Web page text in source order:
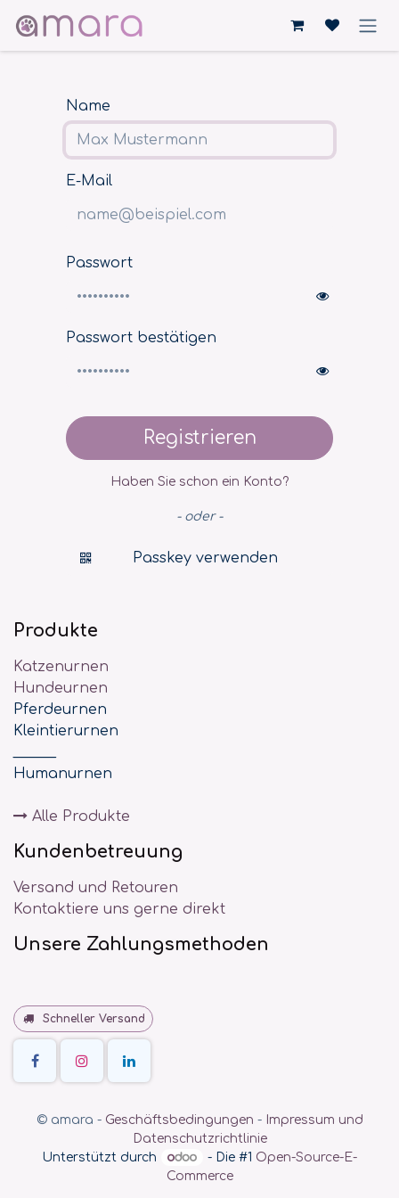
Zum Inhalt springen
Name
E-Mail
Passwort
Passwort bestätigen
Registrieren
Haben Sie schon ein Konto?
- oder -
Passkey verwenden
Produkte
Katzenurnen
Hundeurnen
Pferdeurnen
Kleintierurnen
Humanurnen
Alle Produkte
Kundenbetreuung
Versand und Retouren
Kontaktiere uns gerne direkt
Unsere Zahlungsmethoden
Schneller Versand
© amara - Geschäftsbedingungen - Impressum und
Datenschutzrichtlinie
Unterstützt durch
- Die #1 Open-Source-E-
Commerce